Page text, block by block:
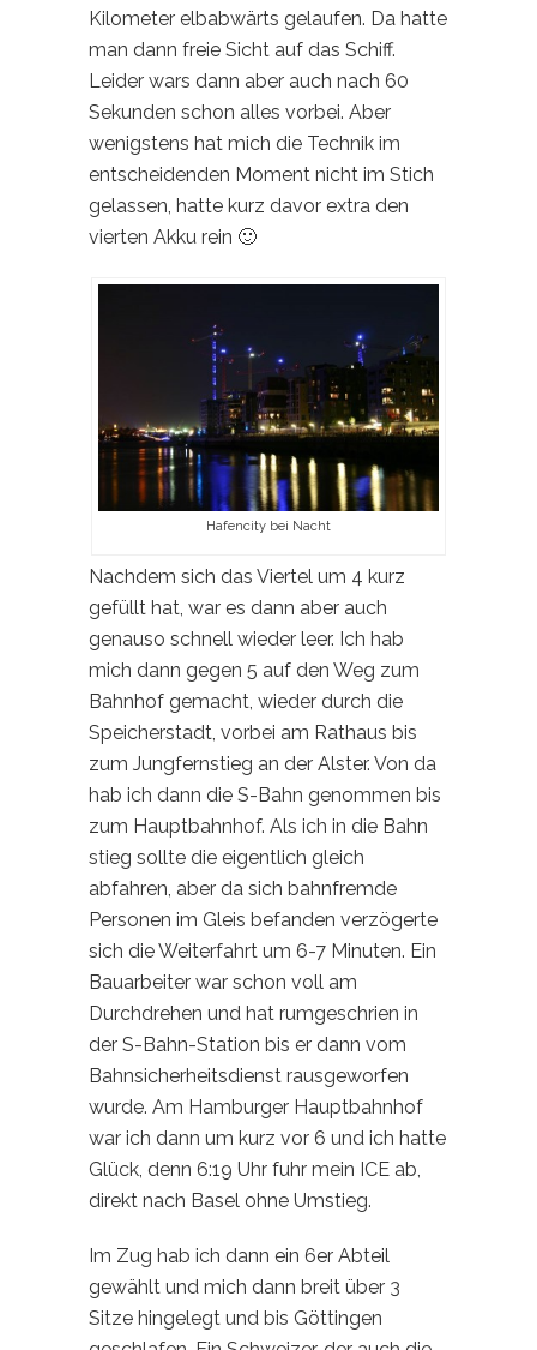
Kilometer elbabwärts gelaufen. Da hatte
man dann freie Sicht auf das Schiff.
Leider wars dann aber auch nach 60
Sekunden schon alles vorbei. Aber
wenigstens hat mich die Technik im
entscheidenden Moment nicht im Stich
gelassen, hatte kurz davor extra den
vierten Akku rein 🙂
Hafencity bei Nacht
Nachdem sich das Viertel um 4 kurz
gefüllt hat, war es dann aber auch
genauso schnell wieder leer. Ich hab
mich dann gegen 5 auf den Weg zum
Bahnhof gemacht, wieder durch die
Speicherstadt, vorbei am Rathaus bis
zum Jungfernstieg an der Alster. Von da
hab ich dann die S-Bahn genommen bis
zum Hauptbahnhof. Als ich in die Bahn
stieg sollte die eigentlich gleich
abfahren, aber da sich bahnfremde
Personen im Gleis befanden verzögerte
sich die Weiterfahrt um 6-7 Minuten. Ein
Bauarbeiter war schon voll am
Durchdrehen und hat rumgeschrien in
der S-Bahn-Station bis er dann vom
Bahnsicherheitsdienst rausgeworfen
wurde. Am Hamburger Hauptbahnhof
war ich dann um kurz vor 6 und ich hatte
Glück, denn 6:19 Uhr fuhr mein ICE ab,
direkt nach Basel ohne Umstieg.
Im Zug hab ich dann ein 6er Abteil
gewählt und mich dann breit über 3
Sitze hingelegt und bis Göttingen